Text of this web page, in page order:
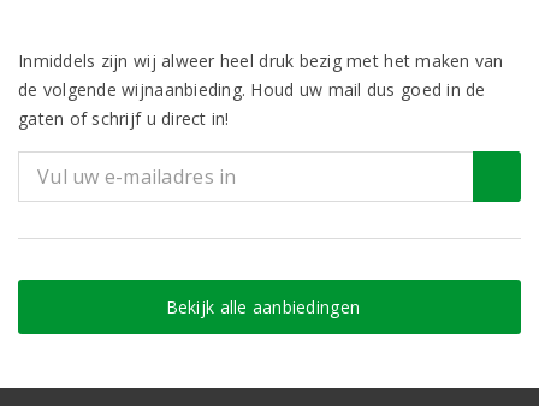
Inmiddels zijn wij alweer heel druk bezig met het maken van
de volgende wijnaanbieding. Houd uw mail dus goed in de
gaten of schrijf u direct in!
Bekijk alle aanbiedingen